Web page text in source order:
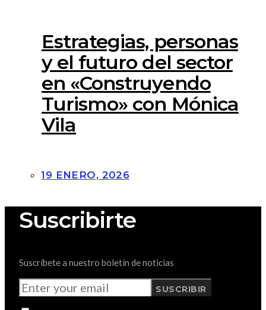
Estrategias, personas
y el futuro del sector
en «Construyendo
Turismo» con Mónica
Vila
19 ENERO, 2026
Suscribirte
Suscríbete a nuestro boletín de noticias
SUSCRIBIR